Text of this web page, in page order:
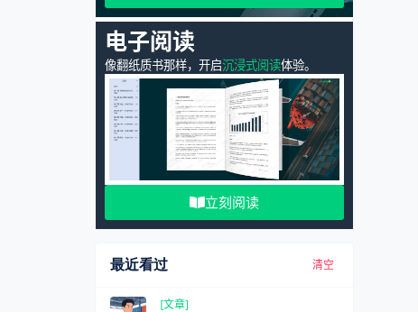
电子阅读
像翻纸质书那样，开启沉浸式阅读体验。
立刻阅读
最近看过 清空
[文章]